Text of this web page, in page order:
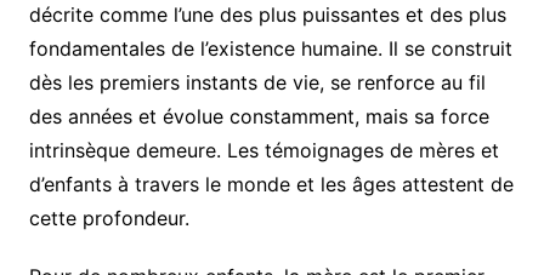
décrite comme l’une des plus puissantes et des plus
fondamentales de l’existence humaine. Il se construit
dès les premiers instants de vie, se renforce au fil
des années et évolue constamment, mais sa force
intrinsèque demeure. Les témoignages de mères et
d’enfants à travers le monde et les âges attestent de
cette profondeur.